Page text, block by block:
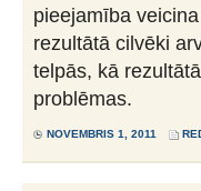
pieejamība
rezultātā cilvēki
telpās, kā
problēmas.
NOVEMBRIS 1, 2011